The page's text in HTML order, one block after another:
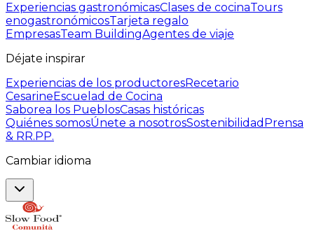
Experiencias gastronómicasClases de cocinaTours
enogastronómicosTarjeta regalo
EmpresasTeam BuildingAgentes de viaje
Déjate inspirar
Experiencias de los productoresRecetario
CesarineEscuelad de Cocina
Saborea los PueblosCasas históricas
Quiénes somosÚnete a nosotrosSostenibilidad Prensa
& RR.PP.
Cambiar idioma